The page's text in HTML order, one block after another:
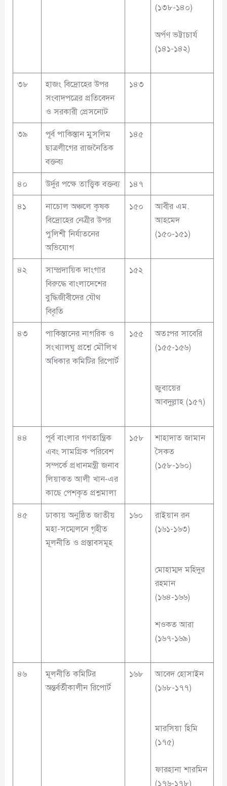
(১৩৮-১৪০)
অর্পণ ভট্টাচার্য
(১৪১-১৪২)
৩৮
হাজং বিদ্রোহের উপর
সংবাদপত্রের প্রতিবেদন
ও সরকারী প্রেসনোট
১৪৩
৩৯
পূর্ব পাকিস্তান মুসলিম
ছাত্রলীগের রাজনৈতিক
বক্তব্য
১৪৫
৪০ উর্দুর পক্ষে তাত্ত্বিক বক্তব্য ১৪৭
৪১
নাচোল অঞ্চলে কৃষক
বিদ্রোহের নেত্রীর উপর
পুলিশী নির্যাতনের
অভিযোগ
১৫০
আবীর এম.
আহমেদ
(১৫০-১৫১)
৪২
সাম্প্রদায়িক দাংগার
বিরুদ্ধে বাংলাদেশের
বুদ্ধিজীবীদের যৌথ
বিবৃতি
১৫২
৪৩
পাকিস্তানের নাগরিক ও
সংখ্যালঘু প্রশ্নে মৌলিখ
অধিকার কমিটির রিপোর্ট
১৫৫
অতঃপর সাবেরি
(১৫৫-১৫৬)
জুবায়ের
আবদুল্লাহ (১৫৭)
৪৪
পূর্ব বাংলার গণতান্ত্রিক
এবং সামগ্রিক পরিবেশ
সম্পর্কে প্রধানমন্ত্রী জনাব
লিয়াকত আলী খান-এর
কাছে পেশকৃত প্রশ্নমালা
১৫৮
শাহাদাত জামান
সৈকত
(১৫৮-১৬০)
৪৫
ঢাকায় অনুষ্ঠিত জাতীয়
মহা-সম্মেলনে গৃহীত
মূলনীতি ও প্রস্তাবসমূহ
১৬০
রাইয়ান রন
(১৬১-১৬৩)
মোহাম্মদ মহিদুর
রহমান
(১৬৪-১৬৬)
শওকত আরা
(১৬৭-১৬৯)
৪৬
মূলনীতি কমিটির
অন্তর্বর্তীকালীন রিপোর্ট
১৬৮
আবেদ হোসাইন
(১৬৮-১৭৭)
মারসিয়া হিমি
(১৭৫)
ফারহানা শারমিন
(১৭৬-১৭৮)